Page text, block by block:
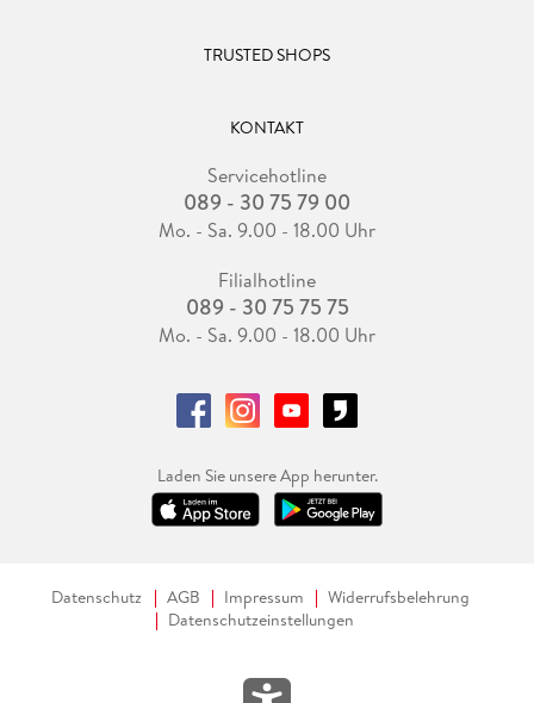
TRUSTED SHOPS
KONTAKT
Servicehotline
089 - 30 75 79 00
Mo. - Sa. 9.00 - 18.00 Uhr
Filialhotline
089 - 30 75 75 75
Mo. - Sa. 9.00 - 18.00 Uhr
Laden Sie unsere App herunter.
Datenschutz AGB Impressum
Widerrufsbelehrung
Datenschutzeinstellungen